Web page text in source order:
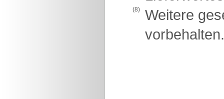
(8)
Weitere
vorbehalten.